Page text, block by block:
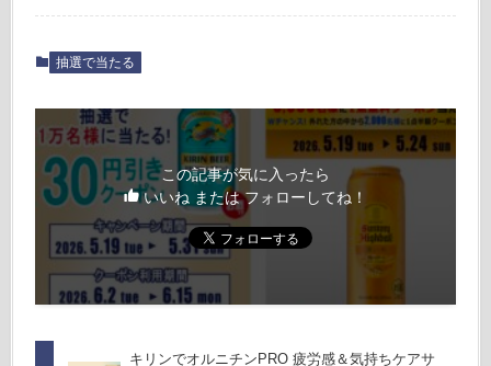
抽選で当たる
この記事が気に入ったら
いいね または フォローしてね！
キリンでオルニチンPRO 疲労感＆気持ちケアサ